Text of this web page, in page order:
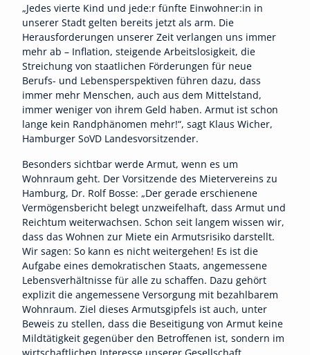
„Jedes vierte Kind und jede:r fünfte Einwohner:in in
unserer Stadt gelten bereits jetzt als arm. Die
Herausforderungen unserer Zeit verlangen uns immer
mehr ab – Inflation, steigende Arbeitslosigkeit, die
Streichung von staatlichen Förderungen für neue
Berufs- und Lebensperspektiven führen dazu, dass
immer mehr Menschen, auch aus dem Mittelstand,
immer weniger von ihrem Geld haben. Armut ist schon
lange kein Randphänomen mehr!“, sagt Klaus Wicher,
Hamburger SoVD Landesvorsitzender.
Besonders sichtbar werde Armut, wenn es um
Wohnraum geht. Der Vorsitzende des Mietervereins zu
Hamburg, Dr. Rolf Bosse: „Der gerade erschienene
Vermögensbericht belegt unzweifelhaft, dass Armut und
Reichtum weiterwachsen. Schon seit langem wissen wir,
dass das Wohnen zur Miete ein Armutsrisiko darstellt.
Wir sagen: So kann es nicht weitergehen! Es ist die
Aufgabe eines demokratischen Staats, angemessene
Lebensverhältnisse für alle zu schaffen. Dazu gehört
explizit die angemessene Versorgung mit bezahlbarem
Wohnraum. Ziel dieses Armutsgipfels ist auch, unter
Beweis zu stellen, dass die Beseitigung von Armut keine
Mildtätigkeit gegenüber den Betroffenen ist, sondern im